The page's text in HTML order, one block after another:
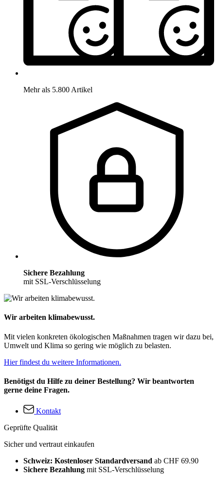
Mehr als 5.800 Artikel
Sichere Bezahlung
mit SSL-Verschlüsselung
Wir arbeiten klimabewusst.
Mit vielen konkreten ökologischen Maßnahmen tragen wir dazu bei,
Umwelt und Klima so gering wie möglich zu belasten.
Hier findest du weitere Informationen.
Benötigst du Hilfe zu deiner Bestellung? Wir beantworten
gerne deine Fragen.
Kontakt
Geprüfte Qualität
Sicher und vertraut einkaufen
Schweiz: Kostenloser Standardversand ab CHF 69.90
Sichere Bezahlung mit SSL-Verschlüsselung